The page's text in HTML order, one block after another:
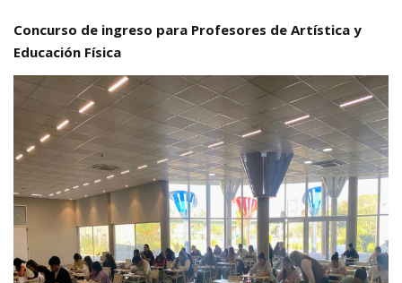
Concurso de ingreso para Profesores de Artística y
Educación Física